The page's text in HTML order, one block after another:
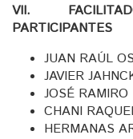
VII.
PARTICIPANTES
JUAN RAÚL
JAVIER
JOSÉ
CHANI
HERMANAS